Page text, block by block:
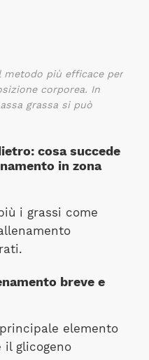
più efficace per
corporea. In
grassa si può
cosa succede
in zona
i grassi come
breve e
elemento
il glicogeno